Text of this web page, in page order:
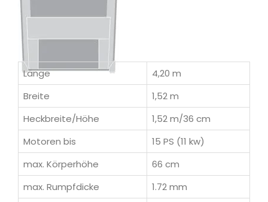
Länge
4,20 m
Breite
1,52 m
Heckbreite/Höhe
1,52 m/36 cm
Motoren bis
15 PS (11 kw)
max. Körperhöhe
66 cm
max. Rumpfdicke
1.72 mm